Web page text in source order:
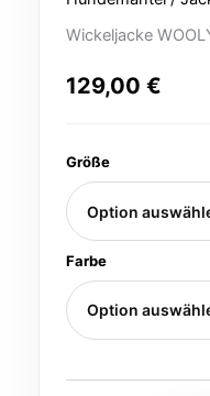
Wickeljacke
129,00 €
Größe
Farbe